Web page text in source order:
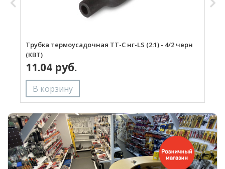
Трубка термоусадочная ТТ-С нг-LS (2:1) - 4/2 черн
(КВТ)
11.04 руб.